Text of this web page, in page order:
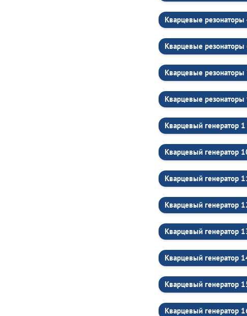
Кварцевые
Кварцевые
Кварцевые
Кварцевые
Кварцевый генератор
Кварцевый генератор
Кварцевый генератор
Кварцевый генератор
Кварцевый генератор
Кварцевый генератор
Кварцевый генератор
Кварцевый генератор